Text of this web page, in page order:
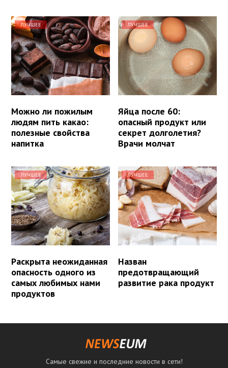
ЛУЧШЕЕ
Можно ли пожилым
людям пить какао:
полезные свойства
напитка
ЛУЧШЕЕ
Яйца после 60:
опасный продукт или
секрет долголетия?
Врачи молчат
ЛУЧШЕЕ
Раскрыта неожиданная
опасность одного из
самых любимых нами
продуктов
ЛУЧШЕЕ
Назван
предотвращающий
развитие рака продукт
Самые свежие и последние новости в сети!